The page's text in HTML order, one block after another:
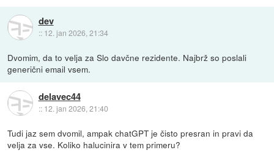
dev
:: 12. jan 2026, 21:34
Dvomim, da to velja za Slo davčne rezidente. Najbrž so poslali
generični email vsem.
delavec44
:: 12. jan 2026, 21:40
Tudi jaz sem dvomil, ampak chatGPT je čisto presran in pravi da
velja za vse. Koliko halucinira v tem primeru?